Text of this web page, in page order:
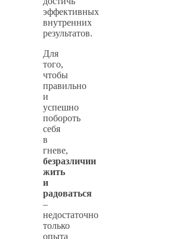
эффективных
внутренних
результатов.
Для
того,
чтобы
правильно
и
успешно
побороть
себя
в
гневе,
безразличии
жить
и
радоваться
–
недостаточно
только
опыта